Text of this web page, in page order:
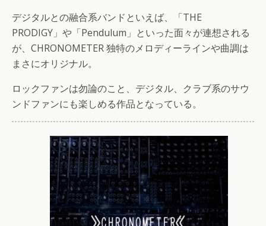
デジタルとの融合系バンドといえば、「THE
PRODIGY」や「Pendulum」といった面々が連想される
が、CHRONOMETER 独特のメロディーラインや曲調は
まさにオリジナル。
ロックファンは勿論のこと、デジタル、クラブ系のサウ
ンドファンにも楽しめる作品となっている。